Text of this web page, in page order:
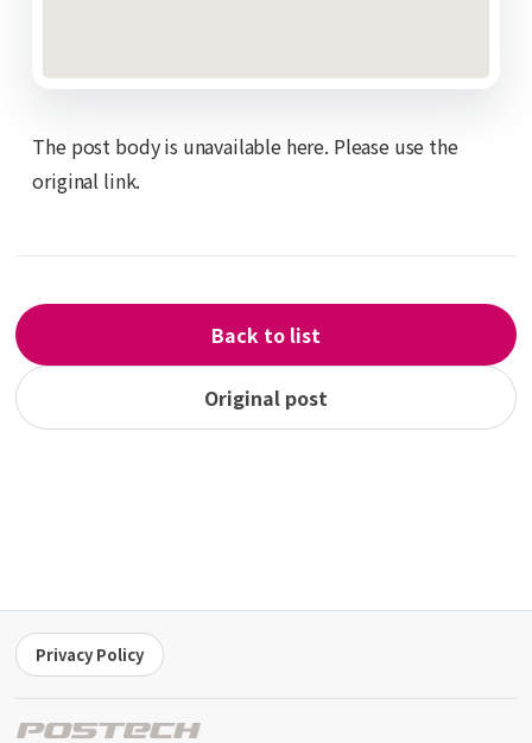
The post body is unavailable here. Please use the
original link.
Back to list
Original post
Privacy Policy